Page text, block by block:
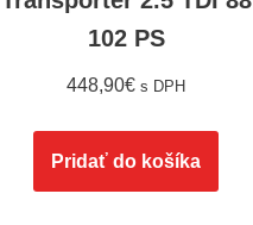
102 PS
448,90€ s DPH
Pridať do košíka